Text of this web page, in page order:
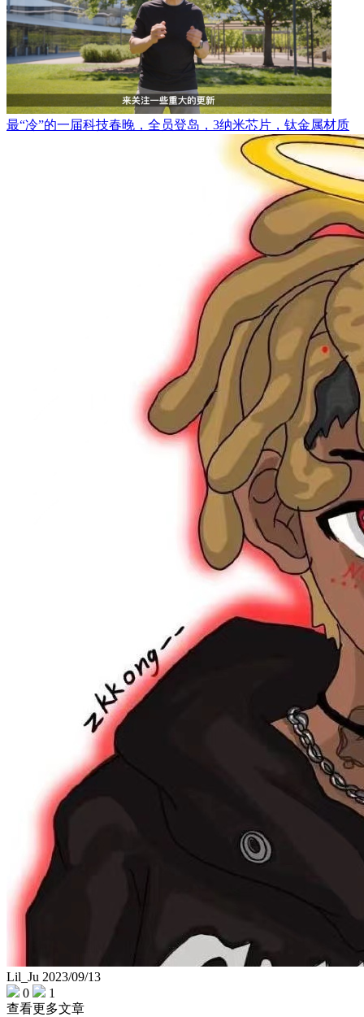
最“冷”的一届科技春晚，全员登岛，3纳米芯片，钛金属材质
Lil_Ju 2023/09/13
0
1
查看更多文章